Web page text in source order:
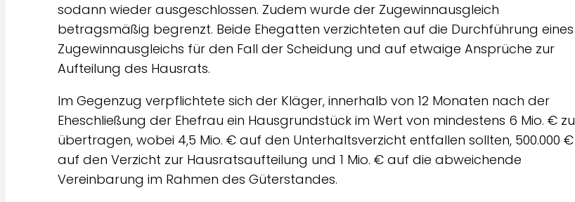
sodann wieder ausgeschlossen. Zudem wurde der Zugewinnausgleich
betragsmäßig begrenzt. Beide Ehegatten verzichteten auf die Durchführung eines
Zugewinnausgleichs für den Fall der Scheidung und auf etwaige Ansprüche zur
Aufteilung des Hausrats.
Im Gegenzug verpflichtete sich der Kläger, innerhalb von 12 Monaten nach der
Eheschließung der Ehefrau ein Hausgrundstück im Wert von mindestens 6 Mio. € zu
übertragen, wobei 4,5 Mio. € auf den Unterhaltsverzicht entfallen sollten, 500.000 €
auf den Verzicht zur Hausratsaufteilung und 1 Mio. € auf die abweichende
Vereinbarung im Rahmen des Güterstandes.